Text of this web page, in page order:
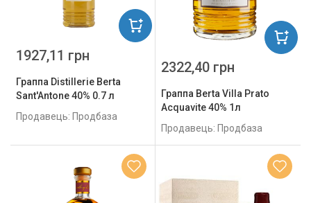
Граппа Distillerie Berta
Sant'Antone 40% 0.7 л
Продавець: Продбаза
1927,11 грн
Граппа Berta Villa Prato
Acquavite 40% 1л
Продавець: Продбаза
2322,40 грн